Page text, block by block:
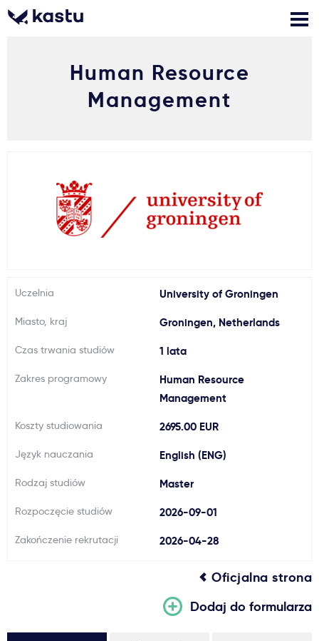
Zaloguj się
Formularz aplikacyjny
Zadzwoń Bezpłatne konsultacje Kontakt
Jak aplikować?
Usługi
Dlaczego Kastu?
Human Resource
Management
Uczelnia University of Groningen
Miasto, kraj Groningen, Netherlands
Czas trwania studiów 1 lata
Zakres programowy
Human Resource
Management
Koszty studiowania 2695.00 EUR
Język nauczania English (ENG)
Rodzaj studiów Master
Rozpoczęcie studiów 2026-09-01
Zakończenie rekrutacji 2026-04-28
Oficjalna strona
Dodaj do formularza